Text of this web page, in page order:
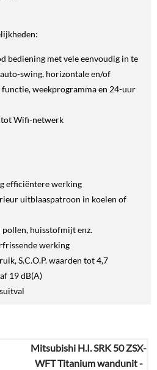
bediening met vele eenvoudig in te
swing, horizontale en/of
weekprogramma en 24-uur
Wifi-netwerk
efficiëntere werking
uitblaaspatroon in koelen of
huisstofmijt enz.
werking
S.C.O.P. waarden tot 4,7
19 dB(A)
Mitsubishi H.I. SRK 50 ZSX-
WFT Titanium wandunit -